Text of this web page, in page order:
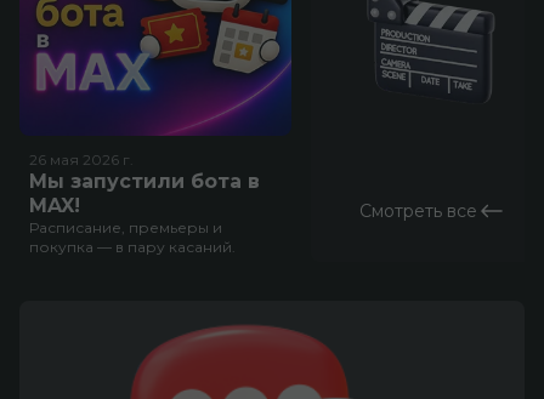
26 мая 2026 г.
Мы запустили бота в
MAX!
Расписание, премьеры и
покупка — в пару касаний.
Смотреть все